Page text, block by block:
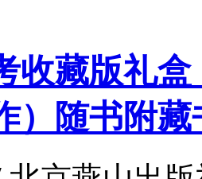
收藏版礼
）随书附